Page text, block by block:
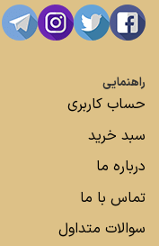
راهنمایی
حساب کاربری
سبد خرید
درباره ما
تماس با ما
سوالات متداول